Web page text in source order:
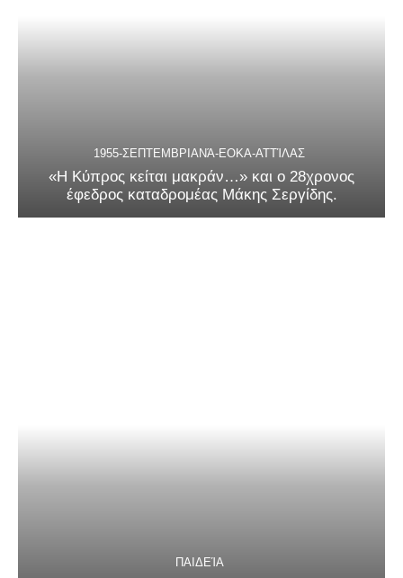
1955-ΣΕΠΤΕΜΒΡΙΑΝΆ-ΕΟΚΑ-ΑΤΤΊΛΑΣ
«Η Κύπρος κείται μακράν…» και ο 28χρονος
έφεδρος καταδρομέας Μάκης Σεργίδης.
ΠΑΙΔΕΊΑ